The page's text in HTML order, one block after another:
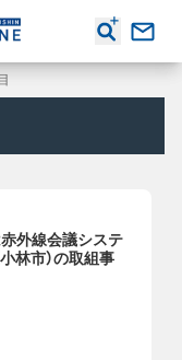
赤外線会議システ
林市）の取組事